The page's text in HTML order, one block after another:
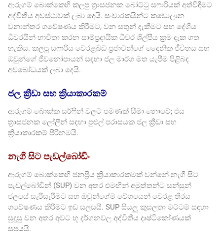
ආරුගම් බොක්කෙහි කලපු ත්‍රාසජනක බෝට්ටු සෆාරියක් අත්විඳීමට
අද්විතීය අවස්ථාවක් ලබා දෙයි. සංචාරකයින්ට කඩොලාන
වනාන්තර ගවේෂණය කිරීමට, වන සතුන් දැකීමට සහ දේශීය
ධීවරයින් භාවිතා කරන සාම්ප්‍රදායික ධීවර ශිල්පීය ක්‍රම දැක ගත
හැකිය. කලපු සෆාරිය වෙරළබඩ ප්‍රජාවන්ගේ දෛනික ජීවිතය සහ
ඔවුන්ගේ ජීවනෝපායන් සඳහා ජල මාර්ග මත යැපීම පිළිබඳ
අවබෝධයක් ලබා දෙයි.
ජල ක්‍රීඩා සහ ක්‍රියාකාරකම්
ආරුගම් බොක්ක සර්ෆින් වලට පමණක් සීමා නොවේ; එය
ත්‍රාසජනක ලෝලීන් සඳහා පුළුල් පරාසයක ජල ක්‍රීඩා සහ
ක්‍රියාකාරකම් පිරිනමයි.
නැගී සිට පැඩල්බෝඩිං
ආරුගම් බොක්කෙහි ජනප්‍රිය ක්‍රියාකාරකමක් වන්නේ නැගී සිට
පැඩල්බෝඩින් (SUP) වන අතර එමඟින් අමුත්තන්ට සන්සුන්
ජලයේ සැරිසැරීමට සහ ඔවුන්ගේම වේගයෙන් වෙරළ තීරය
ගවේෂණය කිරීමට ඉඩ සලසයි. SUP සියලු කුසලතා මට්ටම් සඳහා
සුදුසු වන අතර අවට භූ දර්ශනවල අද්විතීය දෘෂ්ටිකෝණයක්
සපයයි.